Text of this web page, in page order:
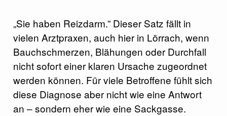
„Sie haben Reizdarm.” Dieser Satz fällt in
vielen Arztpraxen, auch hier in Lörrach, wenn
Bauchschmerzen, Blähungen oder Durchfall
nicht sofort einer klaren Ursache zugeordnet
werden können. Für viele Betroffene fühlt sich
diese Diagnose aber nicht wie eine Antwort
an – sondern eher wie eine Sackgasse.